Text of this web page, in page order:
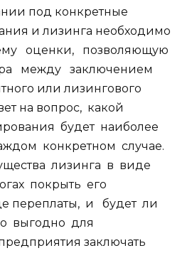
под конкретные
и лизинга необходимо
оценки, позволяющую
между заключением
или лизингового
на вопрос, какой
будет наиболее
конкретном случае.
лизинга в виде
покрыть его
переплаты, и будет ли
выгодно для
заключать